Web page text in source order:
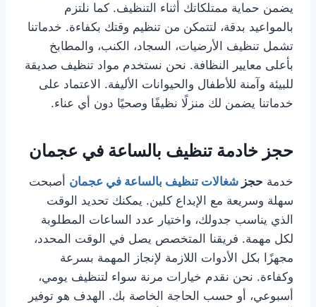
يضمن حماية ممتلكاتك أثناء التنظيف. كما نلتزم
بالمواعيد بدقة، لتتمكن من تنظيم وقتك بكفاءة. خدماتنا
تشمل تنظيف الأرضيات، السجاد، الكنب، والمطابخ
بأعلى معايير النظافة. نحن نستخدم مواد تنظيف صديقة
للبيئة وآمنة للأطفال والحيوانات الأليفة. الاعتماد على
خدماتنا يضمن لك منزلًا نظيفًا وصحيًا دون أي عناء.
حجز خادمة تنظيف بالساعة في عجمان
خدمة حجز شغالات تنظيف بالساعة في عجمان أصبحت
سهلة وسريعة مع الإبداع كلين. يمكنك تحديد الوقت
الذي يناسب جدولك، واختيار عدد الساعات المطلوبة
لكل مهمة. فريقنا المتخصص يصل في الوقت المحدد،
مجهزًا بكل الأدوات اللازمة لإنجاز المهمة بسرعة
وكفاءة. نحن نقدم خيارات مرنة سواء لتنظيف يومي،
أسبوعي، أو حسب الحاجة الخاصة بك. الهدف هو توفير